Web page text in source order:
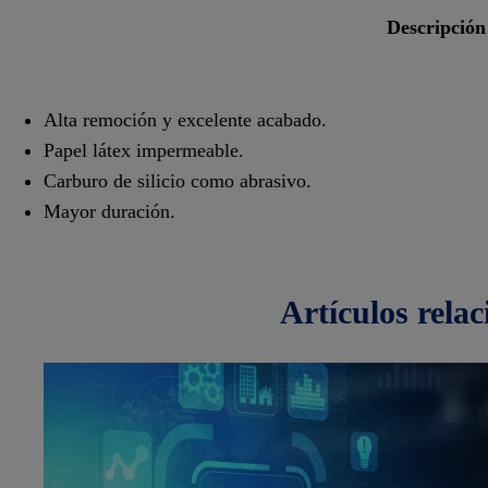
descripción
Alta remoción y excelente acabado.
Papel látex impermeable.
Carburo de silicio como abrasivo.
Mayor duración.
artículos